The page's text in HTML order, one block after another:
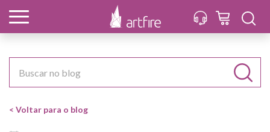
< Voltar para o blog